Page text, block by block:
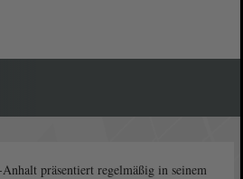
Anhalt präsentiert regelmäßig in seinem